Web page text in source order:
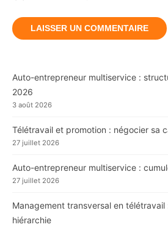
Auto-entrepreneur multiservice :
2026
3 août 2026
Télétravail et promotion : négocier sa
27 juillet 2026
Auto-entrepreneur multiservice :
27 juillet 2026
Management transversal en télétravail
hiérarchie